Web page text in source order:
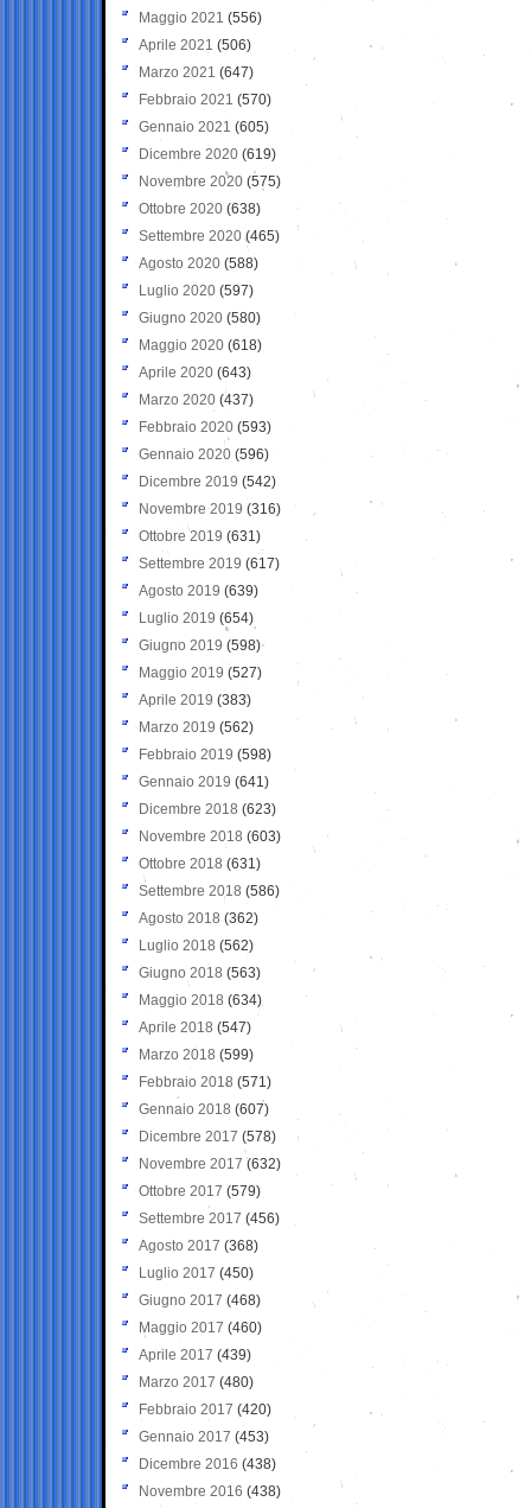
Maggio 2021 (556)
Aprile 2021 (506)
Marzo 2021 (647)
Febbraio 2021 (570)
Gennaio 2021 (605)
Dicembre 2020 (619)
Novembre 2020 (575)
Ottobre 2020 (638)
Settembre 2020(465)
Agosto 2020 (588)
Luglio 2020 (597)
Giugno 2020 (580)
Maggio 2020 (618)
Aprile 2020 (643)
Marzo 2020 (437)
Febbraio 2020 (593)
Gennaio 2020 (596)
Dicembre 2019 (542)
Novembre 2019 (316)
Ottobre 2019 (631)
Settembre 2019 (617)
Agosto 2019 (639)
Luglio 2019 (654)
Giugno 2019 (598)
Maggio 2019 (527)
Aprile 2019 (383)
Marzo 2019 (562)
Febbraio 2019 (598)
Gennaio 2019 (641)
Dicembre 2018 (623)
Novembre 2018 (603)
Ottobre 2018 (631)
Settembre 2018 (586)
Agosto 2018 (362)
Luglio 2018 (562)
Giugno 2018 (563)
Maggio 2018 (634)
Aprile 2018 (547)
Marzo 2018 (599)
Febbraio 2018 (571)
Gennaio 2018 (607)
Dicembre 2017 (578)
Novembre 2017 (632)
Ottobre 2017 (579)
Settembre 2017 (456)
Agosto 2017 (368)
Luglio 2017 (450)
Giugno 2017 (468)
Maggio 2017 (460)
Aprile 2017 (439)
Marzo 2017 (480)
Febbraio 2017 (420)
Gennaio 2017 (453)
Dicembre 2016 (438)
Novembre 2016 (438)